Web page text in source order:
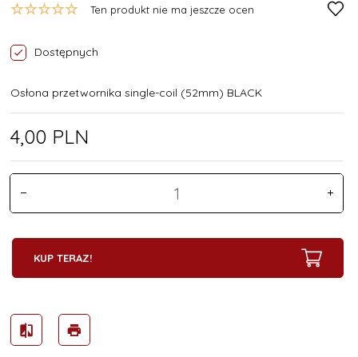
Ten produkt nie ma jeszcze ocen
Dostępnych
Osłona przetwornika single-coil (52mm) BLACK
4,00 PLN
KUP TERAZ!